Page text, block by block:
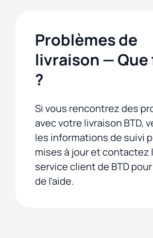
Problèmes de
livraison — Que
?
Si vous rencontrez des
avec votre livraison BTD,
les informations de suivi
mises à jour et contactez
service client de BTD
de l'aide.